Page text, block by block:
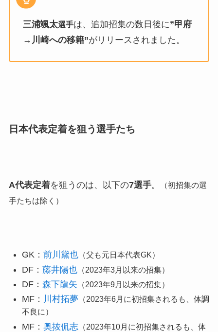
三浦颯太選手は、追加招集の数日後に”甲府
→川崎への移籍”がリリースされました。
日本代表定着を狙う選手たち
A代表定着を狙うのは、以下の7選手。
（初招集の選
手たちは除く）
GK： 前川黛也（父も元日本代表GK）
DF： 藤井陽也 （2023年3月以来の招集）
DF： 森下龍矢 （2023年9月以来の招集）
MF： 川村拓夢 （2023年6月に初招集されるも、体調
不良に）
MF： 奥抜侃志（2023年10月に初招集されるも、体